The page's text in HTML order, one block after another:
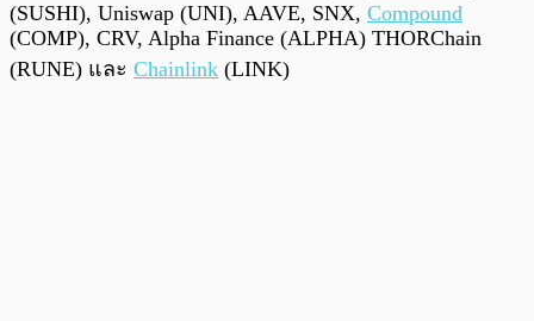
(SUSHI), Uniswap (UNI), AAVE, SNX, Compound
(COMP), CRV, Alpha Finance (ALPHA) THORChain
(RUNE) และ Chainlink (LINK)